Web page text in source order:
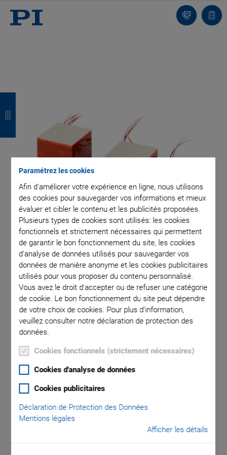
Paramétrez les cookies
Afin d'améliorer votre expérience en ligne, nous utilisons
des cookies pour sauvegarder vos informations et mieux
évaluer et cibler le contenu et les publicités proposées.
Plusieurs types de cookies sont utilisés: les cookies
fonctionnels et strictement nécessaires qui permettent
de garantir le bon fonctionnement du site, les cookies
d'analyse de données utilisés pour sauvegarder vos
données de manière anonyme et les cookies publicitaires
utilisés pour vous proposer du contenu personnalisé.
Vous avez le droit d'accepter ou de refuser une catégorie
de cookie. Le bon fonctionnement du site peut dépendre
de votre choix de cookies. Pour plus d'information,
veuillez consulter notre déclaration de protection des
données.
Cookies fonctionnels (strictement nécessaires)
Cookies d'analyse de données
Cookies publicitaires
Déclaration de Protection des Données
Mentions légales
Afficher les détails
Contact
PICA Shear Multi-
Axis Shear Actuators
Compact Multi-Axis Actuators
travel
o
u
r
o
u
r
o
u
r
o
u
r